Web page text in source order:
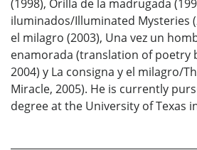
(1998), Orilla de la madrugada
iluminados/Illuminated Mysteries
el milagro (2003), Una vez un
enamorada (translation of poetry
2004) y La consigna y el milagro/
Miracle, 2005). He is currently
degree at the University of Texas